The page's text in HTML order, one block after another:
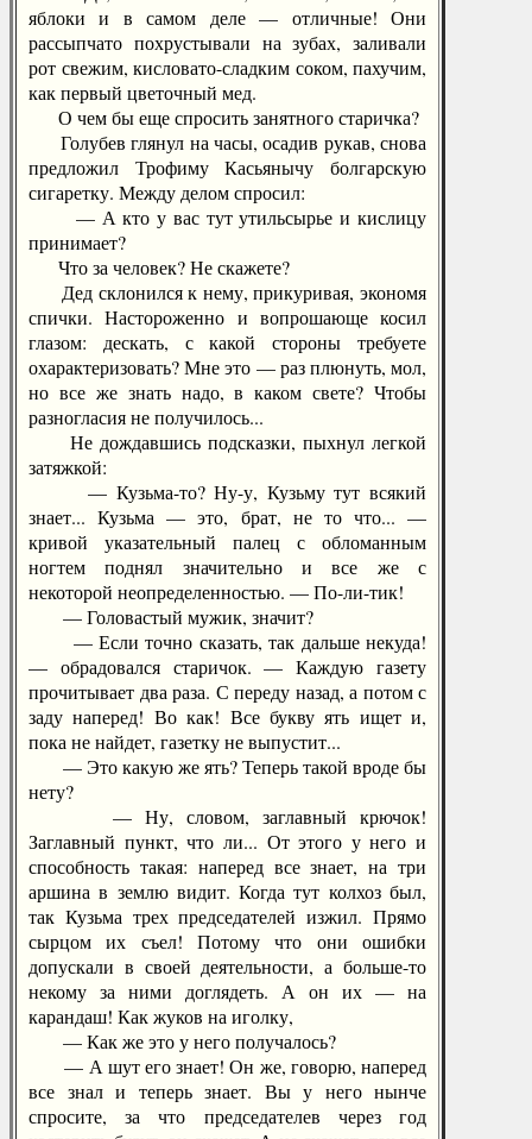
яблоки и в самом деле — отличные! Они
рассыпчато похрустывали на зубах, заливали
рот свежим, кисловато-сладким соком, пахучим,
как первый цветочный мед.
О чем бы еще спросить занятного старичка?
Голубев глянул на часы, осадив рукав, снова
предложил Трофиму Касьянычу болгарскую
сигаретку. Между делом спросил:
— А кто у вас тут утильсырье и кислицу
принимает?
Что за человек? Не скажете?
Дед склонился к нему, прикуривая, экономя
спички. Настороженно и вопрошающе косил
глазом: дескать, с какой стороны требуете
охарактеризовать? Мне это — раз плюнуть, мол,
но все же знать надо, в каком свете? Чтобы
разногласия не получилось...
Не дождавшись подсказки, пыхнул легкой
затяжкой:
— Кузьма-то? Ну-у, Кузьму тут всякий
знает... Кузьма — это, брат, не то что... —
кривой указательный палец с обломанным
ногтем поднял значительно и все же с
некоторой неопределенностью. — По-ли-тик!
— Головастый мужик, значит?
— Если точно сказать, так дальше некуда!
— обрадовался старичок. — Каждую газету
прочитывает два раза. С переду назад, а потом с
заду наперед! Во как! Все букву ять ищет и,
пока не найдет, газетку не выпустит...
— Это какую же ять? Теперь такой вроде бы
нету?
— Ну, словом, заглавный крючок!
Заглавный пункт, что ли... От этого у него и
способность такая: наперед все знает, на три
аршина в землю видит. Когда тут колхоз был,
так Кузьма трех председателей изжил. Прямо
сырцом их съел! Потому что они ошибки
допускали в своей деятельности, а больше-то
некому за ними доглядеть. А он их — на
карандаш! Как жуков на иголку,
— Как же это у него получалось?
— А шут его знает! Он же, говорю, наперед
все знал и теперь знает. Вы у него нынче
спросите, за что председателев через год